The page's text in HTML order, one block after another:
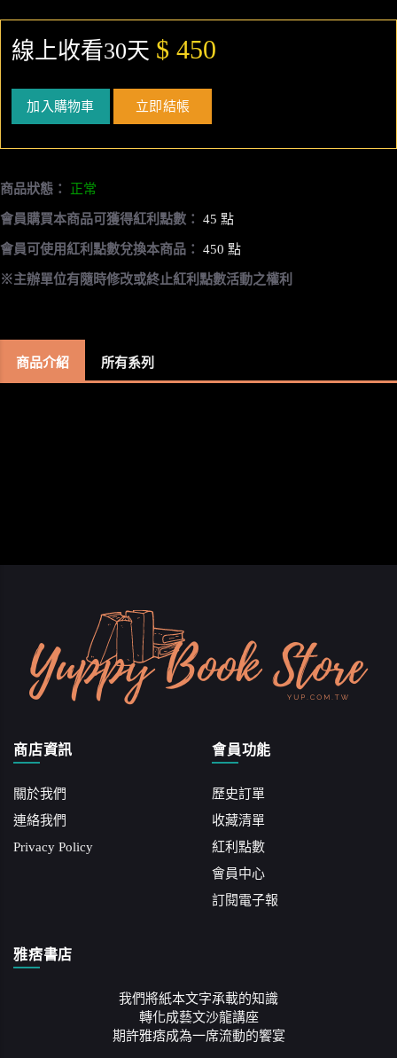
線上收看30天 $ 450
加入購物車 立即結帳
商品狀態： 正常
會員購買本商品可獲得紅利點數： 45 點
會員可使用紅利點數兌換本商品： 450 點
※主辦單位有隨時修改或終止紅利點數活動之權利
商品介紹 所有系列
商店資訊
關於我們
連絡我們
Privacy Policy
會員功能
歷史訂單
收藏清單
紅利點數
會員中心
訂閱電子報
雅痞書店
我們將紙本文字承載的知識
轉化成藝文沙龍講座
期許雅痞成為一席流動的饗宴